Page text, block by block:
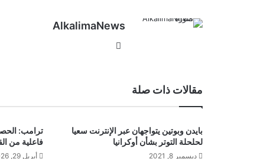
AlkalimaNews
مقالات ذات صلة
بايدن وبوتين يتواجهان عبر الإنترنت سعيا
لحلحلة التوتر بشأن أوكرانيا
ديسمبر 8, 2021
ترامب:
فاعلية من
أبريل 29, 2026